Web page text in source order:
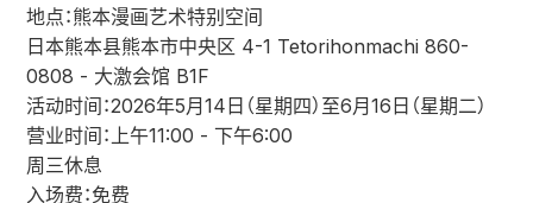
地点：熊本漫画艺术特别空间
日本熊本县熊本市中央区 4-1 Tetorihonmachi 860-
0808 - 大激会馆 B1F
活动时间：2026年5月14日（星期四）至6月16日（星期二）
营业时间：上午11:00 - 下午6:00
周三休息
入场费：免费